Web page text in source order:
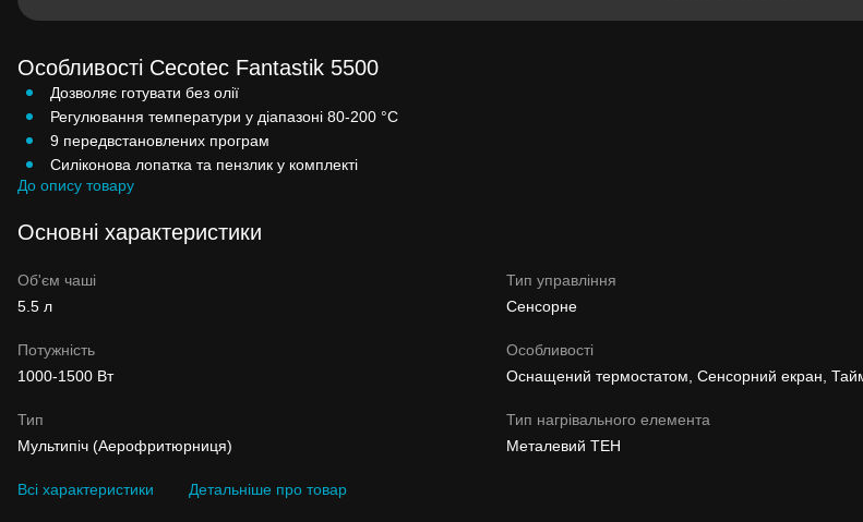
Особливості Cecotec Fantastik 5500
Дозволяє готувати без олії
Регулювання температури у діапазоні 80-200 °C
9 передвстановлених програм
Силіконова лопатка та пензлик у комплекті
До опису товару
Основні характеристики
Об'єм чаші
5.5 л
Тип управління
Сенсорне
Потужність
1000-1500 Вт
Особливості
Оснащений термостатом, Сенсорний екран,
Тип
Мультипіч (Аерофритюрниця)
Тип нагрівального елемента
Металевий ТЕН
Всі характеристики Детальніше про товар